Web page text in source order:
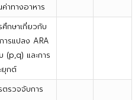
าทางอาหาร
ศึกษาเกี่ยวกับ
ารแปลง ARA
(p,q) และการ
ยุกต์
ตรวจจับการ